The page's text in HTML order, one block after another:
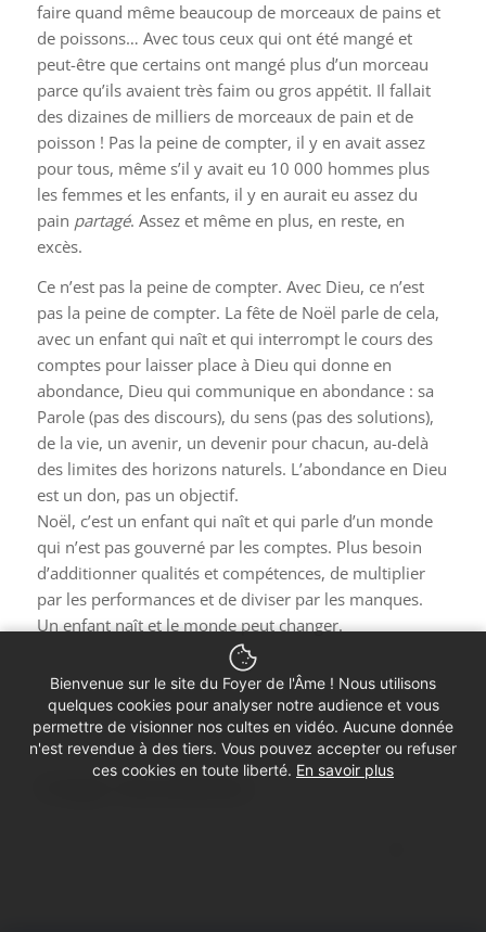
faire quand même beaucoup de morceaux de pains et
de poissons… Avec tous ceux qui ont été mangé et
peut-être que certains ont mangé plus d’un morceau
parce qu’ils avaient très faim ou gros appétit. Il fallait
des dizaines de milliers de morceaux de pain et de
poisson ! Pas la peine de compter, il y en avait assez
pour tous, même s’il y avait eu 10 000 hommes plus
les femmes et les enfants, il y en aurait eu assez du
pain partagé. Assez et même en plus, en reste, en
excès.
Ce n’est pas la peine de compter. Avec Dieu, ce n’est
pas la peine de compter. La fête de Noël parle de cela,
avec un enfant qui naît et qui interrompt le cours des
comptes pour laisser place à Dieu qui donne en
abondance, Dieu qui communique en abondance : sa
Parole (pas des discours), du sens (pas des solutions),
de la vie, un avenir, un devenir pour chacun, au-delà
des limites des horizons naturels. L’abondance en Dieu
est un don, pas un objectif.
Noël, c’est un enfant qui naît et qui parle d’un monde
qui n’est pas gouverné par les comptes. Plus besoin
d’additionner qualités et compétences, de multiplier
par les performances et de diviser par les manques.
Un enfant naît et le monde peut changer.
Amen
Bienvenue sur le site du Foyer de l'Âme ! Nous utilisons
quelques cookies pour analyser notre audience et vous
permettre de visionner nos cultes en vidéo. Aucune donnée
n'est revendue à des tiers. Vous pouvez accepter ou refuser
ces cookies en toute liberté. En savoir plus